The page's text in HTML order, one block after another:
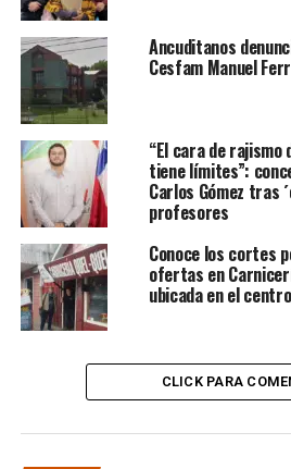
Ancuditanos
Cesfam Manuel
“El cara de rajismo
tiene límites”:
Carlos Gómez tras
profesores
Conoce los cortes
ofertas en
ubicada en el
CLICK PARA